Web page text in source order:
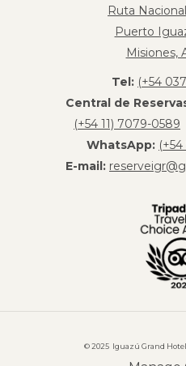
Ruta
Puerto
Misiones,
Tel: (+54
Central de
(+54 11) 7079-0589
WhatsApp:
E-mail:
© 2025 Iguazú Grand